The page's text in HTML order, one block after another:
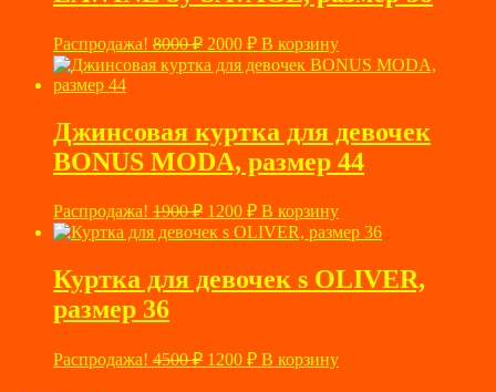
Распродажа! 8000₽ Первоначальная
цена
составляла
2000 ₽Текущая
цена:
В корзину
Джинсовая куртка для девочек
BONUS MODA, размер 44
Распродажа! 1900₽ Первоначальная
цена
составляла
1200 ₽Текущая
цена:
В корзину
Куртка для девочек s OLIVER,
размер 36
Распродажа! 4500₽ Первоначальная
1200 ₽Текущая
цена:
В корзину